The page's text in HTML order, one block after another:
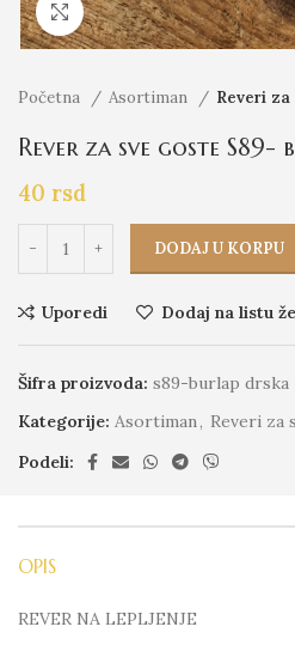
Click to enlarge
Početna Asortiman Reveri
Rever za sve goste
40 rsd
DODAJ U KORPU
Uporedi Dodaj na listu
Šifra proizvoda: s89-burlap drska
Kategorije: Asortiman, Reveri za
Podeli:
OPIS
REVER NA LEPLJENJE